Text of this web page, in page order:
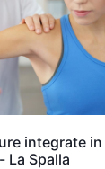
integrate in
La Spalla